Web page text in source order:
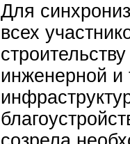
Для
всех
инженерной и